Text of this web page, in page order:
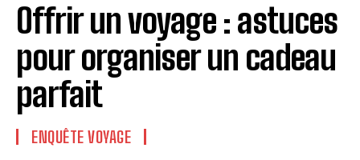
Offrir un voyage : astuces
pour organiser un cadeau
parfait
ENQUÊTE VOYAGE